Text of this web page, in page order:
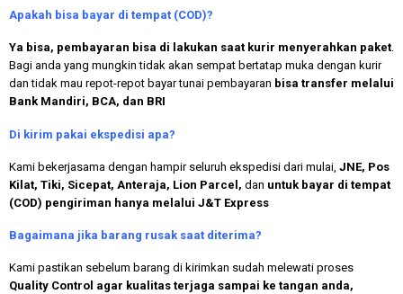
Apakah bisa bayar di tempat (COD)?
Ya bisa, pembayaran bisa di lakukan saat kurir menyerahkan paket.
Bagi anda yang mungkin tidak akan sempat bertatap muka dengan kurir
dan tidak mau repot-repot bayar tunai pembayaran bisa transfer melalui
Bank Mandiri, BCA, dan BRI
Di kirim pakai ekspedisi apa?
Kami bekerjasama dengan hampir seluruh ekspedisi dari mulai, JNE, Pos
Kilat, Tiki, Sicepat, Anteraja, Lion Parcel, dan untuk bayar di tempat
(COD) pengiriman hanya melalui J&T Express
Bagaimana jika barang rusak saat diterima?
Kami pastikan sebelum barang di kirimkan sudah melewati proses
Quality Control agar kualitas terjaga sampai ke tangan anda,